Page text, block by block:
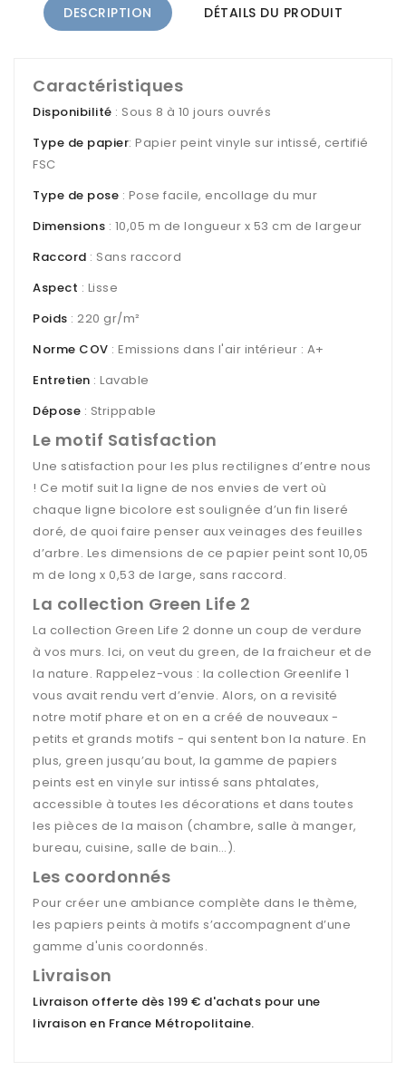
DESCRIPTION DÉTAILS DU PRODUIT
Caractéristiques
Disponibilité : Sous 8 à 10 jours ouvrés
Type de papier: Papier peint vinyle sur intissé, certifié
FSC
Type de pose : Pose facile, encollage du mur
Dimensions : 10,05 m de longueur x 53 cm de largeur
Raccord : Sans raccord
Aspect : Lisse
Poids : 220 gr/m²
Norme COV : Emissions dans l'air intérieur : A+
Entretien : Lavable
Dépose : Strippable
Le motif Satisfaction
Une satisfaction pour les plus rectilignes d’entre nous
! Ce motif suit la ligne de nos envies de vert où
chaque ligne bicolore est soulignée d’un fin liseré
doré, de quoi faire penser aux veinages des feuilles
d’arbre. Les dimensions de ce papier peint sont 10,05
m de long x 0,53 de large, sans raccord.
La collection Green Life 2
La collection Green Life 2 donne un coup de verdure
à vos murs. Ici, on veut du green, de la fraicheur et de
la nature. Rappelez-vous : la collection Greenlife 1
vous avait rendu vert d’envie. Alors, on a revisité
notre motif phare et on en a créé de nouveaux -
petits et grands motifs - qui sentent bon la nature. En
plus, green jusqu’au bout, la gamme de papiers
peints est en vinyle sur intissé sans phtalates,
accessible à toutes les décorations et dans toutes
les pièces de la maison (chambre, salle à manger,
bureau, cuisine, salle de bain…).
Les coordonnés
Pour créer une ambiance complète dans le thème,
les papiers peints à motifs s’accompagnent d’une
gamme d'unis coordonnés.
Livraison
Livraison offerte dès 199 € d'achats pour une
livraison en France Métropolitaine.